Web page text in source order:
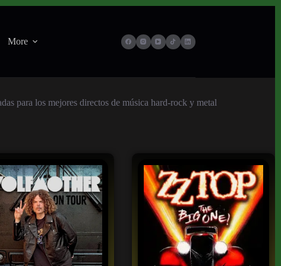
More
para los mejores directos de música hard-rock y metal